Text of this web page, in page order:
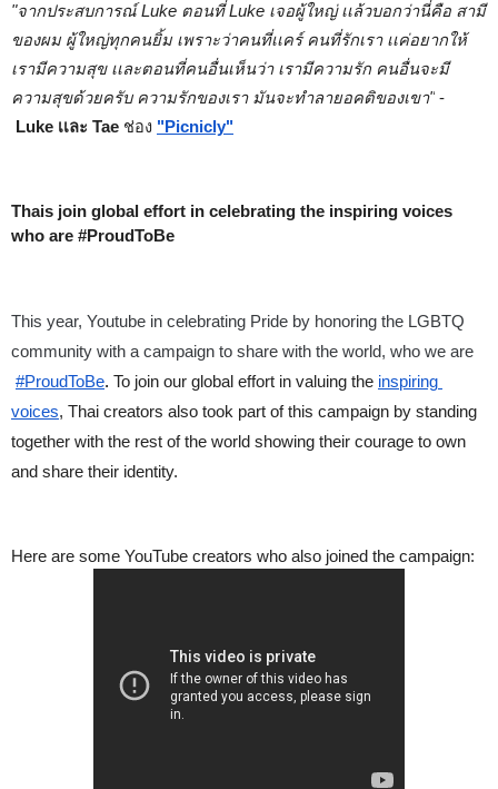
"จากประสบการณ์ Luke ตอนที่ Luke เจอผู้ใหญ่ เเล้วบอกว่านี่คือ สามี
ของผม ผู้ใหญ่ทุกคนยิ้ม เพราะว่าคนที่เเคร์ คนที่รักเรา เเค่อยากให้
เรามีความสุข เเละตอนที่คนอื่นเห็นว่า เรามีความรัก คนอื่นจะมี
ความสุขด้วยครับ ความรักของเรา มันจะทำลายอคติของเขา" -
Luke เเละ Tae ช่อง "Picnicly"
Thais join global effort in celebrating the inspiring voices
who are #ProudToBe
This year, Youtube in celebrating Pride by honoring the LGBTQ
community with a campaign to share with the world, who we are
#ProudToBe. To join our global effort in valuing the inspiring
voices, Thai creators also took part of this campaign by standing
together with the rest of the world showing their courage to own
and share their identity.
Here are some YouTube creators who also joined the campaign: